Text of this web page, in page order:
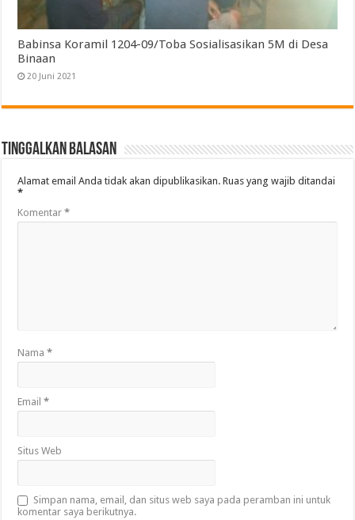
Babinsa Koramil 1204-09/Toba Sosialisasikan 5M di Desa
Binaan
20 Juni 2021
Tinggalkan Balasan
Alamat email Anda tidak akan dipublikasikan. Ruas yang wajib ditandai
*
Komentar*
Nama*
Email*
Situs Web
Simpan nama, email, dan situs web saya pada peramban ini untuk
komentar saya berikutnya.